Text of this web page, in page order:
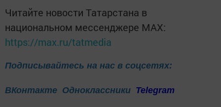
Читайте новости Татарстана в
национальном мессенджере MАХ:
https://max.ru/tatmedia
Подписывайтесь на нас в соцсетях:
ВКонтакте Одноклассники Telegram